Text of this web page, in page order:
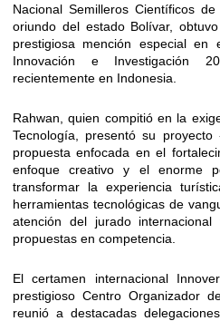
Nacional Semilleros Científicos
oriundo del estado Bolívar,
prestigiosa mención especial en
Innovación e Investigación
recientemente en Indonesia.
Rahwan, quien compitió en la
Tecnología, presentó su proyecto
propuesta enfocada en el
enfoque creativo y el enorme
transformar la experiencia
herramientas tecnológicas de
atención del jurado
propuestas en competencia.
El certamen internacional
prestigioso Centro Organizador
reunió a destacadas